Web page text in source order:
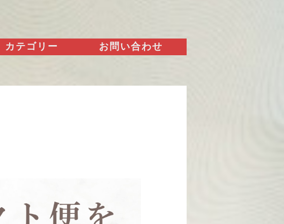
カテゴリー お問い合わせ